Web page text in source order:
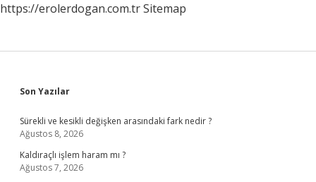
https://erolerdogan.com.trSitemap
Sidebar
Son Yazılar
Sürekli ve kesikli değişken arasındaki fark nedir ?
Ağustos 8, 2026
Kaldıraçlı işlem haram mı ?
Ağustos 7, 2026